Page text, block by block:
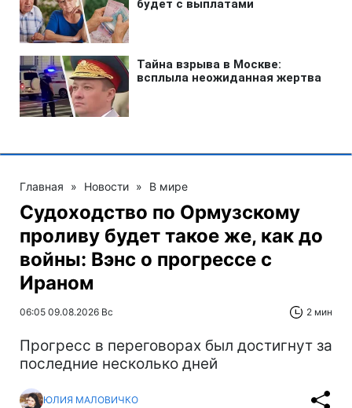
Главная » Новости » В мире
Судоходство по Ормузскому
проливу будет такое же, как до
войны: Вэнс о прогрессе с
Ираном
06:05 09.08.2026 Вс 2 мин
Прогресс в переговорах был достигнут за
последние несколько дней
ЮЛИЯ МАЛОВИЧКО